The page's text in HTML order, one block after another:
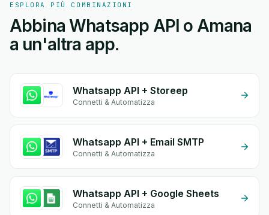
ESPLORA PIÙ COMBINAZIONI
Abbina Whatsapp API o Amana
a un'altra app.
Whatsapp API + Storeep
Connetti & Automatizza
Whatsapp API + Email SMTP
Connetti & Automatizza
Whatsapp API + Google Sheets
Connetti & Automatizza